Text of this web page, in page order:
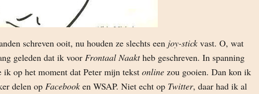
schreven ooit, nu houden ze slechts een joy-stick vast. O, wat
geleden dat ik voor Frontaal Naaktheb geschreven. In spanning
ik op het moment dat Peter mijn tekst online zou gooien. Dan kon ik
delen op Facebook en WSAP. Niet echt op Twitter, daar had ik al